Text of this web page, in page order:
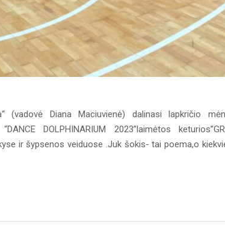
(vadovė Diana Maciuvienė) dalinasi lapkričio
DOLPHINARIUM 2023”laimėtos
ir šypsenos veiduose .Juk šokis- tai poema,o